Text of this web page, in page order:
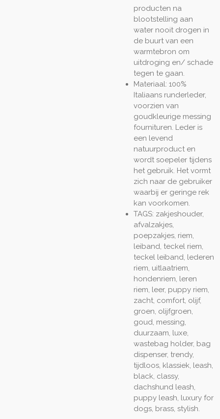
producten na
blootstelling aan
water nooit drogen in
de buurt van een
warmtebron om
uitdroging en/ schade
tegen te gaan.
Materiaal: 100%
Italiaans runderleder,
voorzien van
goudkleurige messing
fournituren. Leder is
een levend
natuurproduct en
wordt soepeler tijdens
het gebruik. Het vormt
zich naar de gebruiker
waarbij er geringe rek
kan voorkomen.
TAGS: zakjeshouder,
afvalzakjes,
poepzakjes, riem,
leiband, teckel riem,
teckel leiband, lederen
riem, uitlaatriem,
hondenriem, leren
riem, leer, puppy riem,
zacht, comfort, olijf,
groen, olijfgroen,
goud, messing,
duurzaam, luxe,
wastebag holder, bag
dispenser, trendy,
tijdloos, klassiek, leash,
black, classy,
dachshund leash,
puppy leash, luxury for
dogs, brass, stylish.